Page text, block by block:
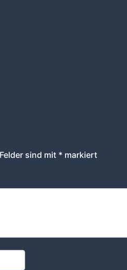
sind mit * markiert